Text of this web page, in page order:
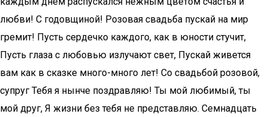
любви! С годовщиной! Розовая свадьба пускай на мир
гремит! Пусть сердечко каждого, как в юности стучит,
Пусть глаза с любовью излучают свет, Пускай живется
вам как в сказке много-много лет! Со свадьбой розовой,
супруг Тебя я нынче поздравляю! Ты мой любимый, ты
мой друг, Я жизни без тебя не представляю. Семнадцать